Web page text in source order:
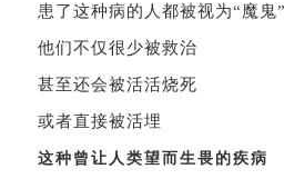
患了这种病的人 都被视为“魔鬼”
他们不仅很少被救治
甚至还会被活活烧死
或者直接被活埋
这种曾让人类望而生畏的疾病